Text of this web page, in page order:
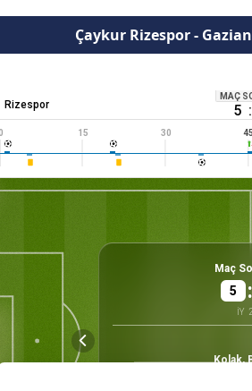
Çaykur Rizespor -
Rizespor
MAÇ
5 :
15 30 45
Maç
5 :
İY 2
Kolak,